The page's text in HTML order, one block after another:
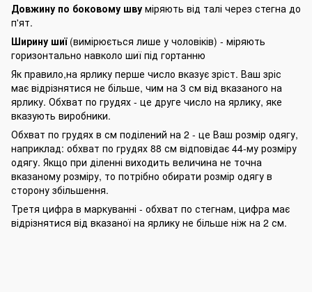
Довжину по боковому шву міряють від талі через стегна до
п'ят.
Ширину шиї (вимірюється лише у чоловіків) - міряють
горизонтально навколо шиї під гортанню
Як правило,на ярлику перше число вказує зріст. Ваш зріс
має відрізнятися не більше, чим на 3 см від вказаного на
ярлику. Обхват по грудях - це друге число на ярлику, яке
вказують виробники.
Обхват по грудях в см поділений на 2 - це Ваш розмір одягу,
наприклад: обхват по грудях 88 см відповідає 44-му розміру
одягу. Якщо при діленні виходить величина не точна
вказаному розміру, то потрібно обирати розмір одягу в
сторону збільшення.
Третя цифра в маркуванні - обхват по стегнам, цифра має
відрізнятися від вказаної на ярлику не більше ніж на 2 см.